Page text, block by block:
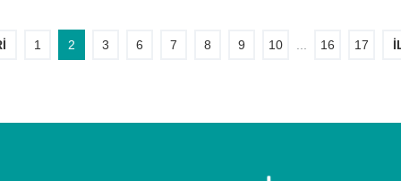
1 2 3 6 7 8 9 10 16 17